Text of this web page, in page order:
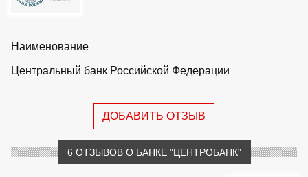
Наименование
Центральный банк Российской Федерации
ДОБАВИТЬ ОТЗЫВ
6 ОТЗЫВОВ О БАНКЕ "ЦЕНТРОБАНК"